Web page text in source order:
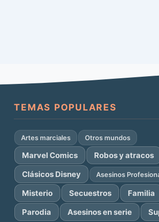
TEMAS POPULARES
Artes marciales Otros mundos
Marvel Comics
Robos y atracos
Clásicos Disney
Asesinos
Misterio Secuestros
Familia
Parodia
Asesinos en serie